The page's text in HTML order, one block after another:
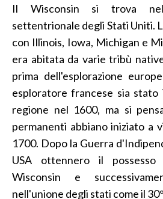
Il Wisconsin si trova
settentrionale degli Stati Uniti.
con Illinois, Iowa, Michigan e
era abitata da varie tribù
prima dell'esplorazione
esploratore francese sia
regione nel 1600, ma si
permanenti abbiano iniziato a
1700. Dopo la Guerra
USA ottennero il
Wisconsin e
nell'unione degli stati come il